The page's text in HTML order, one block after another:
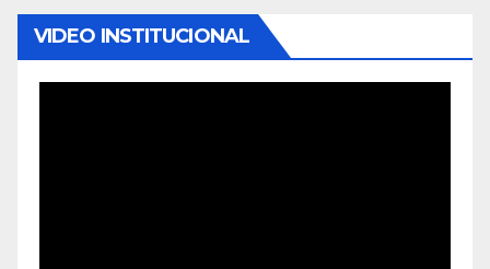
VIDEO INSTITUCIONAL